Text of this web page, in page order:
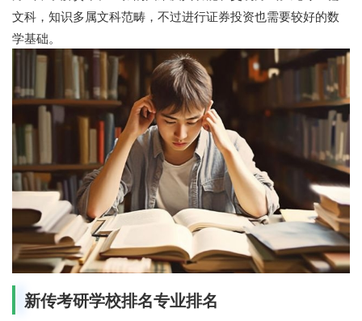
文科，知识多属文科范畴，不过进行证券投资也需要较好的数
学基础。
新传考研学校排名专业排名